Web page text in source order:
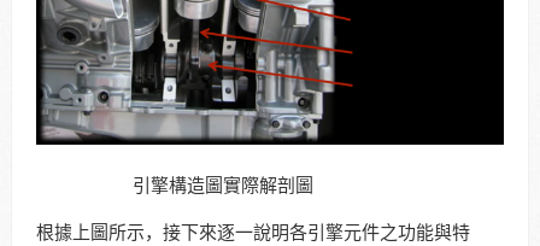
引擎構造圖實際解剖圖
根據上圖所示，接下來逐一說明各引擎元件之功能與特